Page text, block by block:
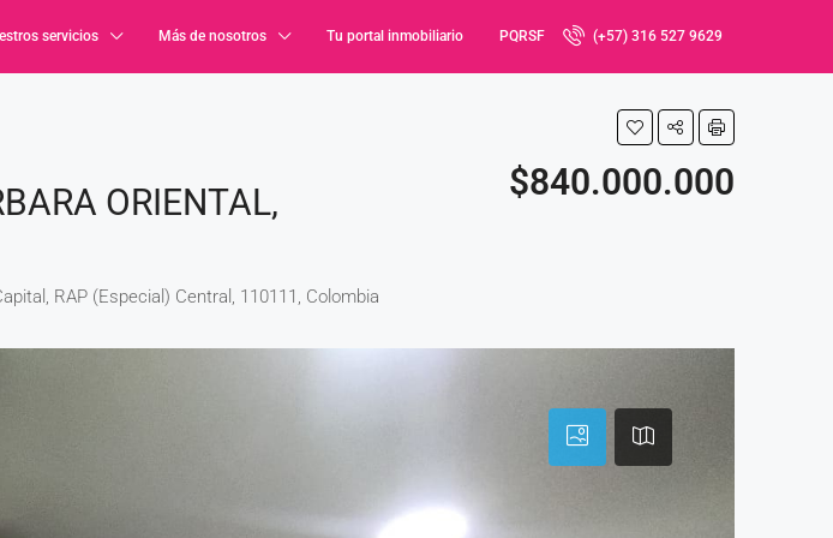
servicios Más de nosotros Tu portal inmobiliario PQRSF (+57) 316 527 9629
ORIENTAL,
$840.000.000
RAP (Especial) Central, 110111, Colombia